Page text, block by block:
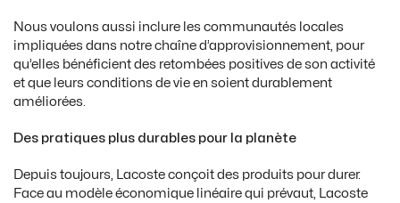
Nous voulons aussi inclure les communautés locales
impliquées dans notre chaîne d’approvisionnement, pour
qu’elles bénéficient des retombées positives de son activité
et que leurs conditions de vie en soient durablement
améliorées.
Des pratiques plus durables pour la planète
Depuis toujours, Lacoste conçoit des produits pour durer.
Face au modèle économique linéaire qui prévaut, Lacoste